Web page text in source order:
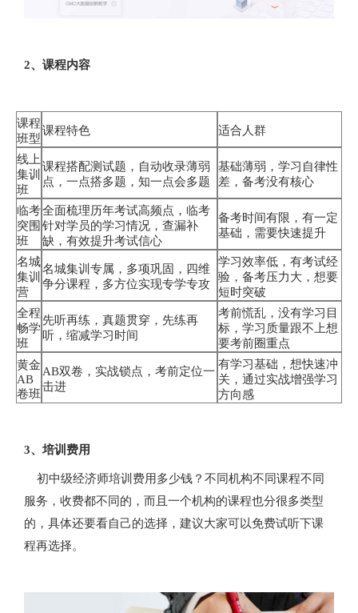
2、课程内容
课程
班型
课程特色 适合人群
线上
集训
班
课程搭配测试题，自动收录薄弱
点，一点搭多题，知一点会多题
基础薄弱，学习自律性
差，备考没有核心
临考
突围
班
全面梳理历年考试高频点，临考
针对学员的学习情况，查漏补
缺，有效提升考试信心
备考时间有限，有一定
基础，需要快速提升
名城
集训
营
名城集训专属，多项巩固，四维
争分课程，多方位实现专学专攻
学习效率低，有考试经
验，备考压力大，想要
短时突破
全程
畅学
班
先听再练，真题贯穿，先练再
听，缩减学习时间
考前慌乱，没有学习目
标，学习质量跟不上想
要考前圈重点
黄金
AB
卷班
AB双卷，实战锁点，考前定位一
击进
有学习基础，想快速冲
关，通过实战增强学习
方向感
3、培训费用
初中级经济师培训费用多少钱？不同机构不同课程不同
服务，收费都不同的，而且一个机构的课程也分很多类型
的，具体还要看自己的选择，建议大家可以免费试听下课
程再选择。